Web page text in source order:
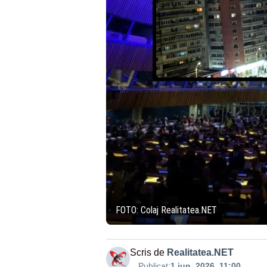
FOTO: Colaj Realitatea.NET
Scris de Realitatea.NET